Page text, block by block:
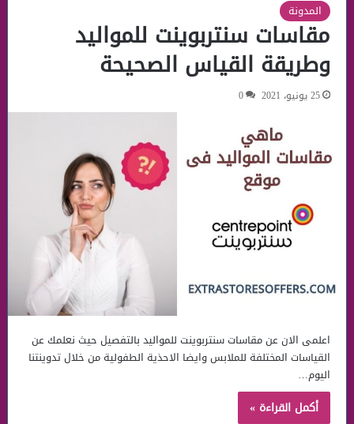
المدونة
مقاسات سنتربوينت للمواليد
وطريقة القياس الصحيحة
25 يونيو، 2021 0
اعلمى الان عن مقاسات سنتربوينت للمواليد بالتفصيل حيث نعلمك عن
القياسات المختلفة للملابس وايضا الاحذية الطفولية من خلال تدوينتنا
اليوم…
أكمل القراءة »